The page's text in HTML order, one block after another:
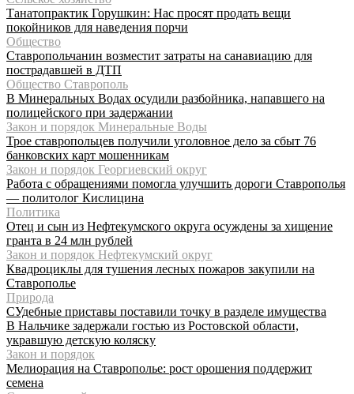
Танатопрактик Горушкин: Нас просят продать вещи
покойников для наведения порчи
Общество
Ставропольчанин возместит затраты на санавиацию для
пострадавшей в ДТП
Общество Ставрополь
В Минеральных Водах осудили разбойника, напавшего на
полицейского при задержании
Закон и порядок Минеральные Воды
Трое ставропольцев получили уголовное дело за сбыт 76
банковских карт мошенникам
Закон и порядок Георгиевский округ
Работа с обращениями помогла улучшить дороги Ставрополья
— политолог Кислицина
Политика
Отец и сын из Нефтекумского округа осуждены за хищение
гранта в 24 млн рублей
Закон и порядок Нефтекумский округ
Квадроциклы для тушения лесных пожаров закупили на
Ставрополье
Природа
СУдебные приставы поставили точку в разделе имущества
В Нальчике задержали гостью из Ростовской области,
укравшую детскую коляску
Закон и порядок
Мелиорация на Ставрополье: рост орошения поддержит
семена